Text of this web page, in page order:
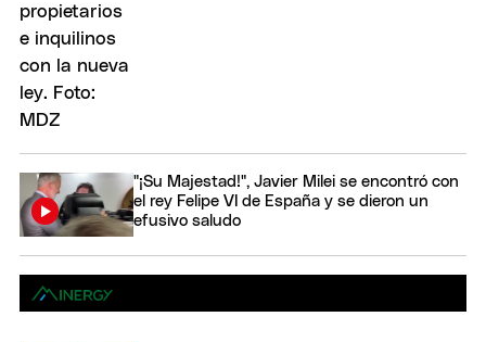
"¡Su Majestad!", Javier Milei se encontró con
el rey Felipe VI de España y se dieron un
efusivo saludo